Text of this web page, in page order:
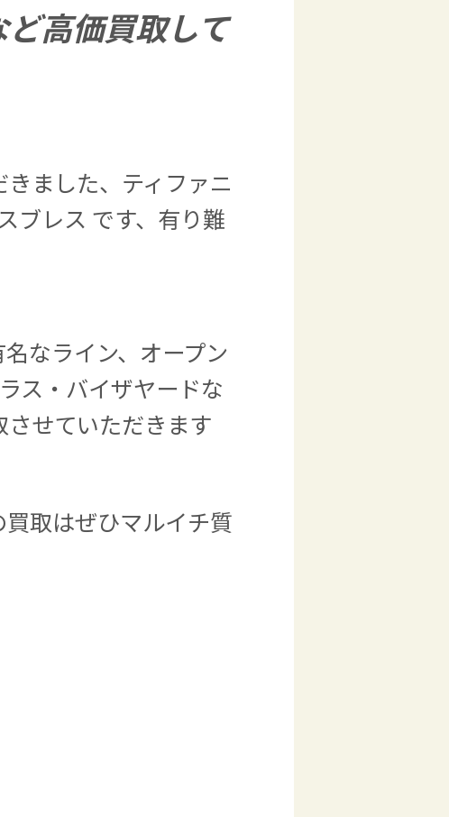
高価買取して
ました、ティファニ
ブレス です、有り難
なライン、オープン
ス・バイザヤードな
せていただきます
取はぜひマルイチ質